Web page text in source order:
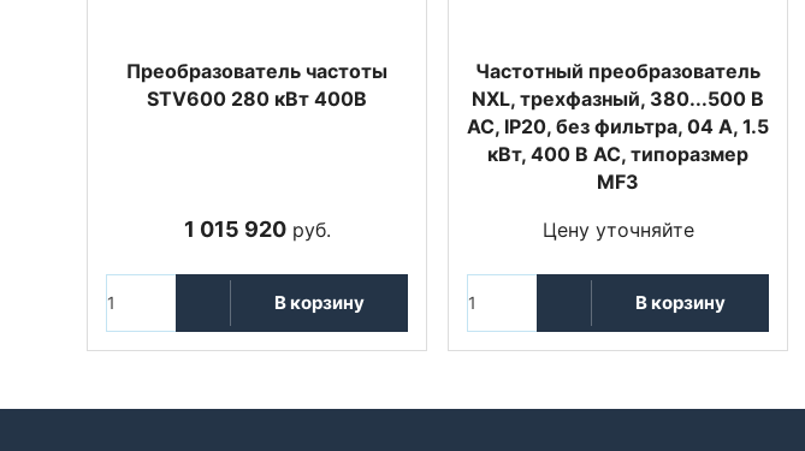
Преобразователь частоты
STV600 280 кВт 400В
1 015 920руб.
В корзину
Частотный преобразователь
NXL, трехфазный, 380...500 В
АС, IP20, без фильтра, 04 A, 1.5
кВт, 400 В AC, типоразмер
MF3
Цену уточняйте
В корзину